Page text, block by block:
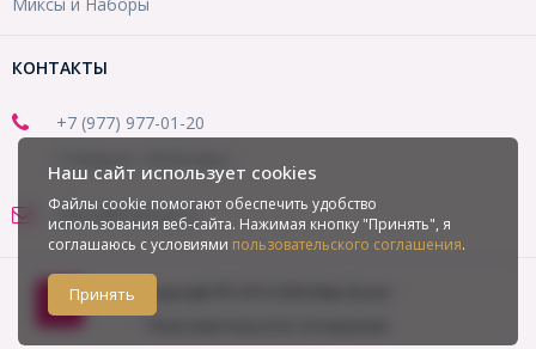
Миксы и Наборы
КОНТАКТЫ
+7 (977) 977-01-20
office@mirbusin.ru
Наш сайт использует cookies
Файлы cookie помогают обеспечить удобство
использования веб-сайта. Нажимая кнопку "Принять", я
соглашаюсь с условиями пользовательского соглашения.
Принять